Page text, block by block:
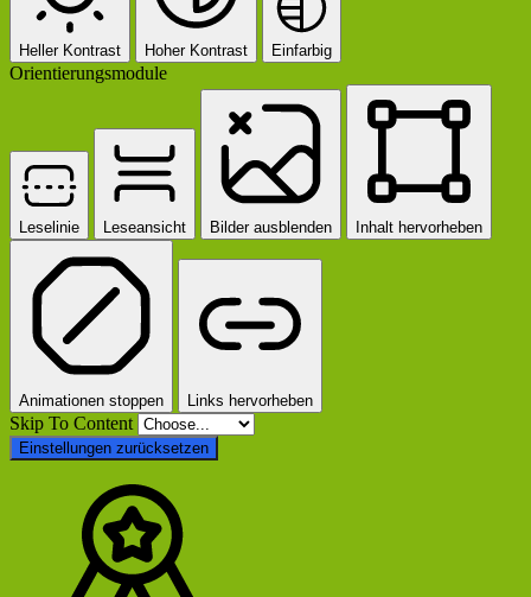
Heller Kontrast Hoher Kontrast Einfarbig
Orientierungsmodule
Leselinie Leseansicht Bilder ausblenden Inhalt hervorheben
Animationen stoppen Links hervorheben
Skip To Content
Einstellungen zurücksetzen